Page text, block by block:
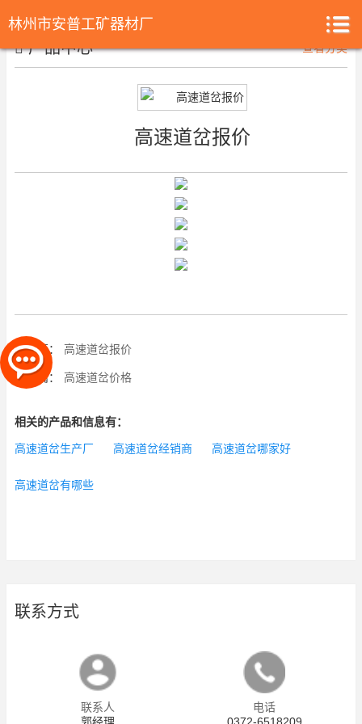
林州市安普工矿器材厂
产品中心 查看分类
高速道岔报价
上一篇： 高速道岔报价
下一篇： 高速道岔价格
相关的产品和信息有：
高速道岔生产厂 高速道岔经销商 高速道岔哪家好
高速道岔有哪些
联系方式
联系人
电话